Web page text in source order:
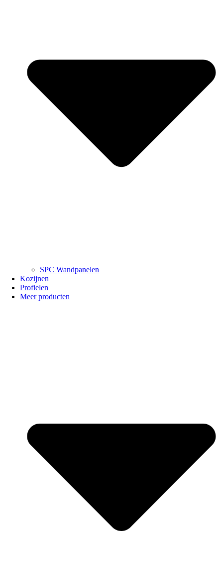
SPC Wandpanelen
Kozijnen
Profielen
Meer producten